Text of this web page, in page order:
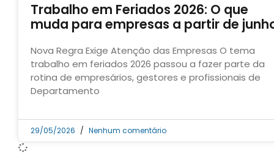
Trabalho em Feriados 2026: O que
muda para empresas a partir de
Nova Regra Exige Atenção das Empresas O tema
trabalho em feriados 2026 passou a fazer parte da
rotina de empresários, gestores e profissionais de
Departamento
29/05/2026 Nenhum comentário